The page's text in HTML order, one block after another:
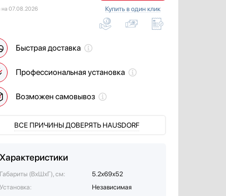
на 07.08.2026 Купить в один клик
Быстрая доставка
Профессиональная установка
Возможен самовывоз
ВСЕ ПРИЧИНЫ ДОВЕРЯТЬ HAUSDORF
Характеристики
Габариты (ВхШхГ), см:
5.2x69х52
Установка:
Независимая